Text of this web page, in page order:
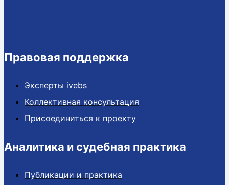
Правовая поддержка
Эксперты ivebs
Коллективная консультация
Присоединиться к проекту
Аналитика и судебная практика
Публикации и практика